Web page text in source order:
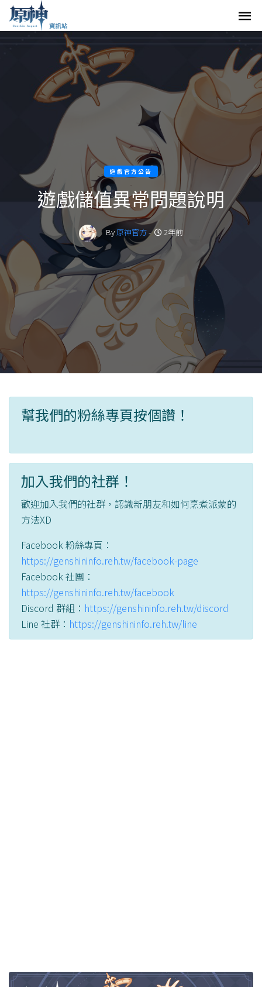
遊戲官方公告
遊戲儲值異常問題說明
By原神官方- 2年前
幫我們的粉絲專頁按個讚！
加入我們的社群！
歡迎加入我們的社群，認識新朋友和如何烹煮派蒙的
方法XD
Facebook 粉絲專頁：
https://genshininfo.reh.tw/facebook-page
Facebook 社團：
https://genshininfo.reh.tw/facebook
Discord 群組： https://genshininfo.reh.tw/discord
Line 社群： https://genshininfo.reh.tw/line